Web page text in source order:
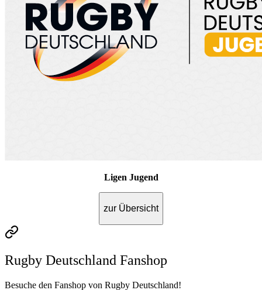
Ligen Jugend
zur Übersicht
Rugby Deutschland Fanshop
Besuche den Fanshop von Rugby Deutschland!